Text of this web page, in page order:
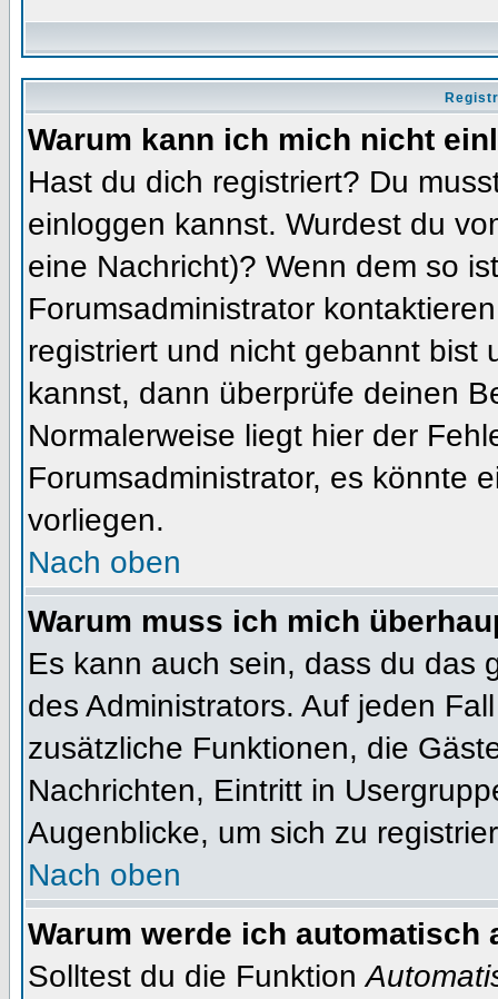
Warum kann ich mich nicht
Hast du dich registriert? Du
einloggen kannst. Wurdest du
eine Nachricht)? Wenn dem so
Forumsadministrator
registriert und nicht gebannt bist
kannst, dann überprüfe deinen
Normalerweise liegt hier der
Forumsadministrator, es könnte
vorliegen.
Nach oben
Warum muss ich mich
Es kann auch sein, dass du das
des Administrators. Auf jeden
zusätzliche Funktionen, die
Nachrichten, Eintritt in
Augenblicke, um sich zu
Nach oben
Warum werde ich automatisch
Solltest du die Funktion